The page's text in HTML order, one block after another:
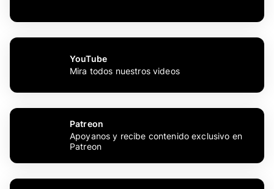
YouTube
Mira todos nuestros videos
Patreon
Apoyanos y recibe contenido exclusivo en
Patreon